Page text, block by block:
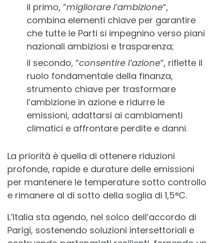
il primo, “migliorare l’ambizione“,
combina elementi chiave per garantire
che tutte le Parti si impegnino verso piani
nazionali ambiziosi e trasparenza;
il secondo, “consentire l’azione“, riflette il
ruolo fondamentale della finanza,
strumento chiave per trasformare
l’ambizione in azione e ridurre le
emissioni, adattarsi ai cambiamenti
climatici e affrontare perdite e danni.
La priorità è quella di ottenere riduzioni
profonde, rapide e durature delle emissioni
per mantenere le temperature sotto controllo
e rimanere al di sotto della soglia di 1,5°C.
L’Italia sta agendo, nel solco dell’accordo di
Parigi, sostenendo soluzioni intersettoriali e